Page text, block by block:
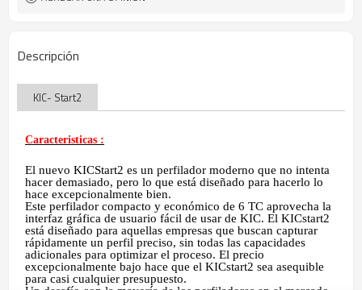
Descripción
KIC- Start2
Caracteristicas :
El nuevo KICStart2 es un perfilador moderno que no intenta
hacer demasiado, pero lo que está diseñado para hacerlo lo
hace excepcionalmente bien.
Este perfilador compacto y económico de 6 TC aprovecha la
interfaz gráfica de usuario fácil de usar de KIC. El KICstart2
está diseñado para aquellas empresas que buscan capturar
rápidamente un perfil preciso, sin todas las capacidades
adicionales para optimizar el proceso. El precio
excepcionalmente bajo hace que el KICstart2 sea asequible
para casi cualquier presupuesto.